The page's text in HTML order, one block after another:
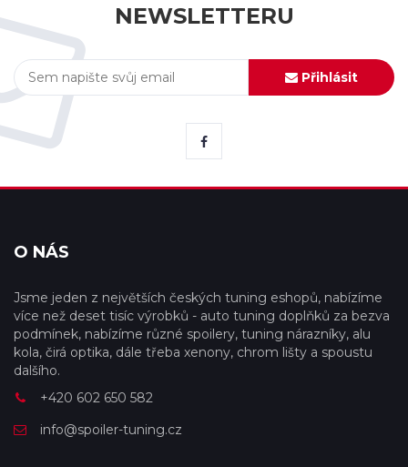
NEWSLETTERU
Přihlásit
O NÁS
Jsme jeden z největších českých tuning eshopů, nabízíme
více než deset tisíc výrobků - auto tuning doplňků za bezva
podmínek, nabízíme různé spoilery, tuning nárazníky, alu
kola, čirá optika, dále třeba xenony, chrom lišty a spoustu
dalšího.
+420 602 650 582
info@spoiler-tuning.cz